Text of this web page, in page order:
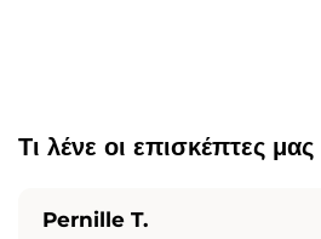
Τι λένε οι επισκέπτες μας
Pernille T.